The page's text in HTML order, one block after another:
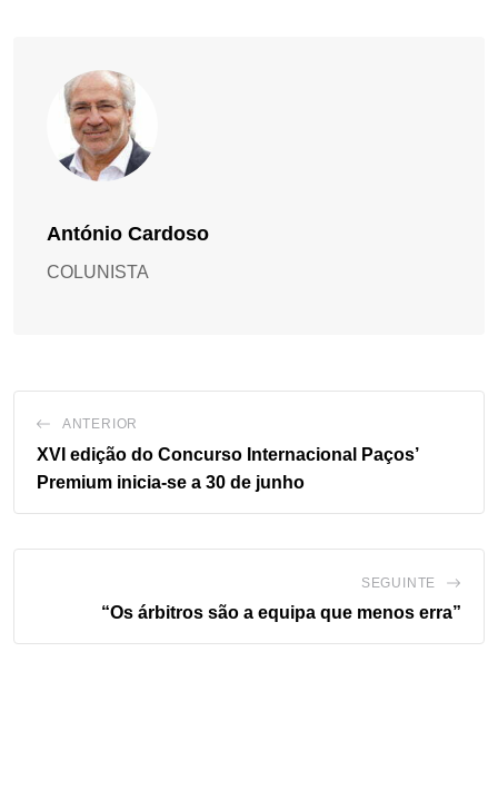
António Cardoso
COLUNISTA
ANTERIOR
XVI edição do Concurso Internacional Paços’
Premium inicia-se a 30 de junho
SEGUINTE
“Os árbitros são a equipa que menos erra”